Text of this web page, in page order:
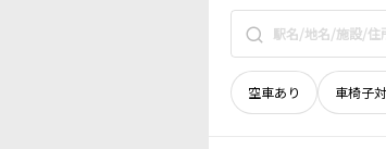
空車あり 車椅子